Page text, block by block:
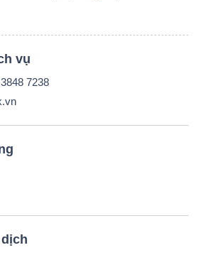
vụ
7238